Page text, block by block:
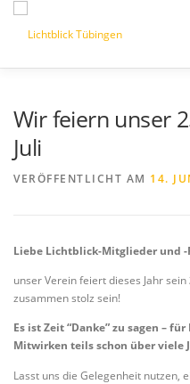
springen
Wir feiern unser
Juli
VERÖFFENTLICHT AM 14.
Liebe Lichtblick-Mitglieder und -
unser Verein feiert dieses Jahr sein
zusammen stolz sein!
Es ist Zeit “Danke” zu sagen –
Mitwirken teils schon über viele
Lasst uns die Gelegenheit nutzen,